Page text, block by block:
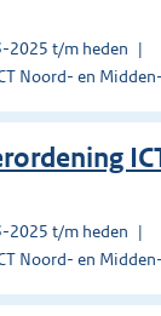
2025 t/m heden
Noord- en
2025 t/m heden
Noord- en